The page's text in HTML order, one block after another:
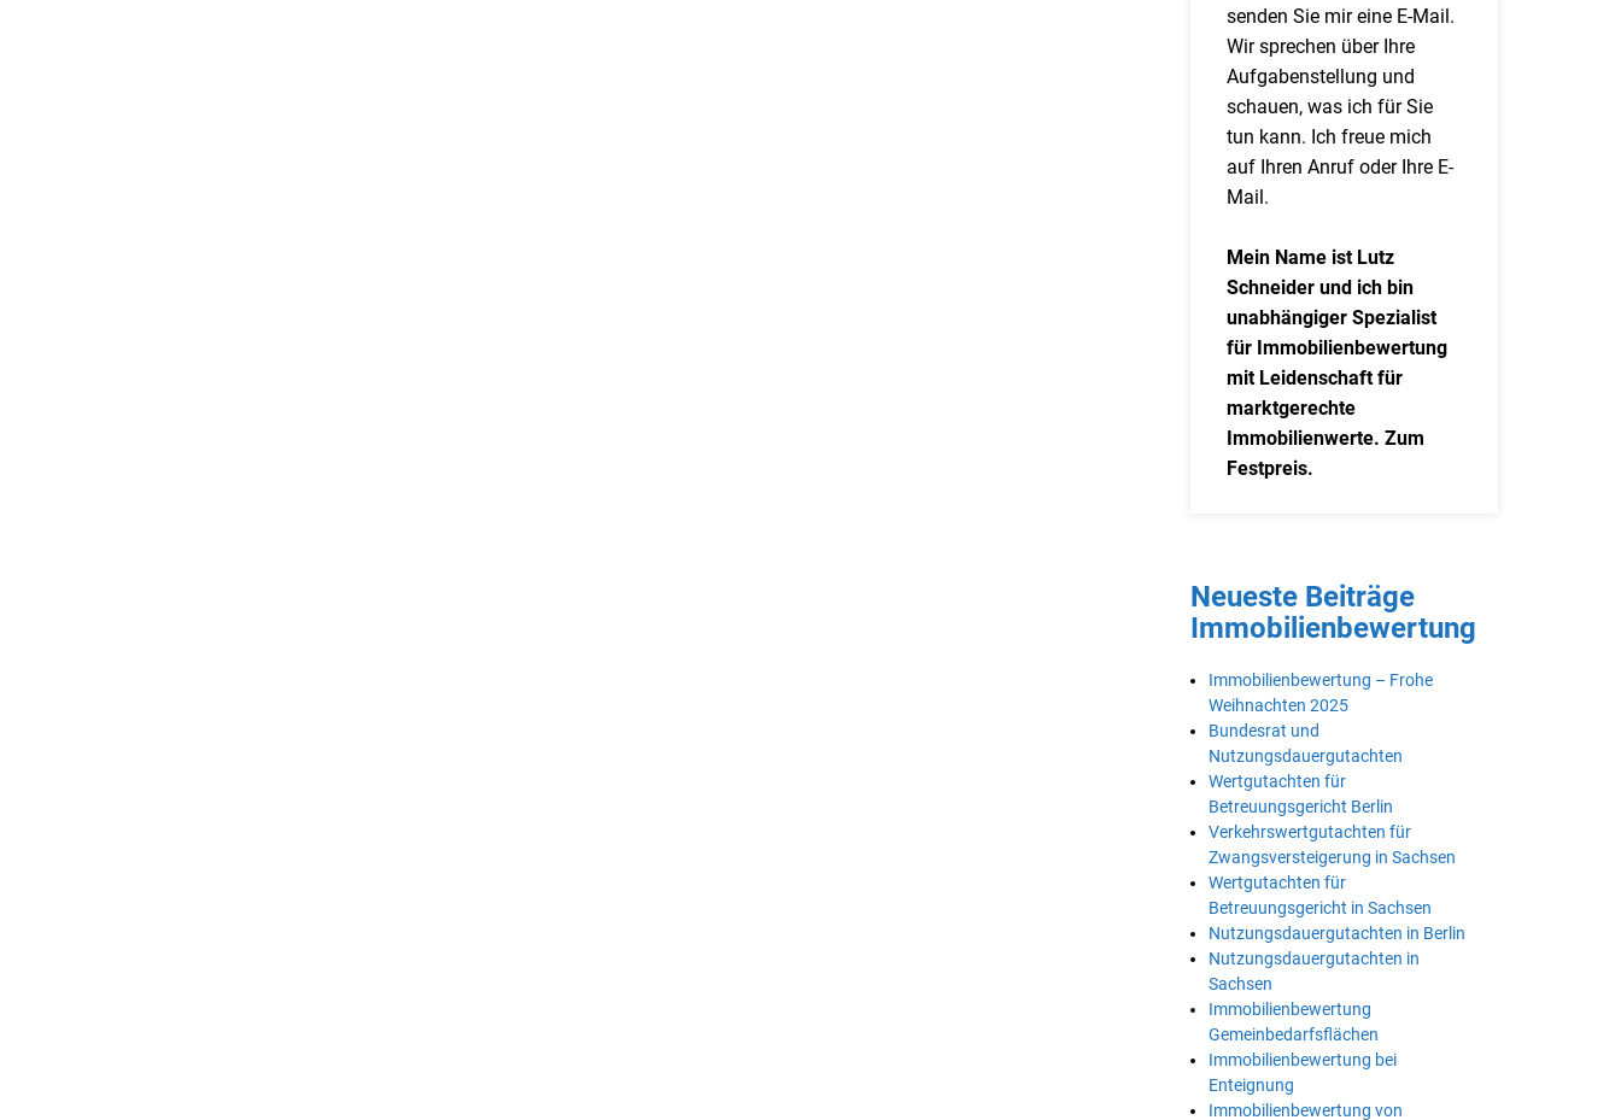
senden Sie mir eine E-Mail.
Wir sprechen über Ihre
Aufgabenstellung und
schauen, was ich für Sie
tun kann. Ich freue mich
auf Ihren Anruf oder Ihre E-
Mail.
Mein Name ist Lutz
Schneider und ich bin
unabhängiger Spezialist
für Immobilienbewertung
mit Leidenschaft für
marktgerechte
Immobilienwerte. Zum
Festpreis.
Neueste Beiträge
Immobilienbewertung
Immobilienbewertung – Frohe
Weihnachten 2025
Bundesrat und
Nutzungsdauergutachten
Wertgutachten für
Betreuungsgericht Berlin
Verkehrswertgutachten für
Zwangsversteigerung in Sachsen
Wertgutachten für
Betreuungsgericht in Sachsen
Nutzungsdauergutachten in Berlin
Nutzungsdauergutachten in
Sachsen
Immobilienbewertung
Gemeinbedarfsflächen
Immobilienbewertung bei
Enteignung
Immobilienbewertung von